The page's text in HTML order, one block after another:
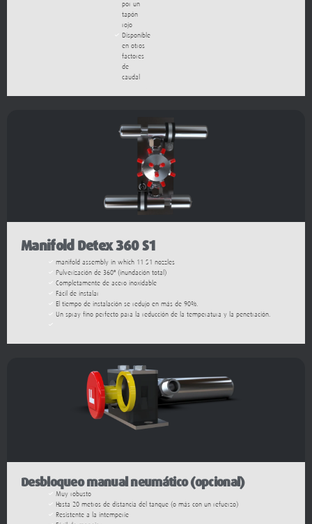
rojo
Disponible
en otros
factores
de
caudal
Manifold Detex 360 S1
manifold assembly in which 11 S1 nozzles
Completamente de acero inoxidable
Fácil de instalar
El tiempo de instalación se redujo en más de 90%.
Un spray fino perfecto para la reducción de la temperatura y la penetración.
Desbloqueo manual neumático (opcional)
Hasta 20 metros de distancia del tanque (o más con un refuerzo)
Resistente a la intemperie
Fácil de manejar
Larga duración